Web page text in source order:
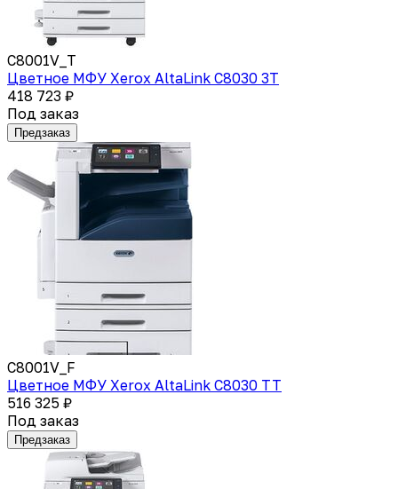
C8001V_T
Цветное МФУ Xerox AltaLink C8030 3T
418 723 ₽
Под заказ
Предзаказ
C8001V_F
Цветное МФУ Xerox AltaLink C8030 TT
516 325 ₽
Под заказ
Предзаказ